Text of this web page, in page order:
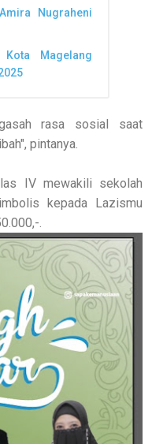
Nugraheni
Magelang
rasa sosial saat
pintanya.
IV mewakili sekolah
kepada Lazismu
.